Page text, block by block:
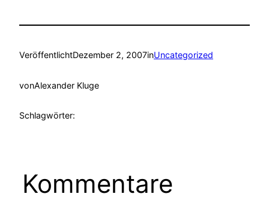
VeröffentlichtDezember 2, 2007inUncategorized
vonAlexander Kluge
Schlagwörter:
Kommentare